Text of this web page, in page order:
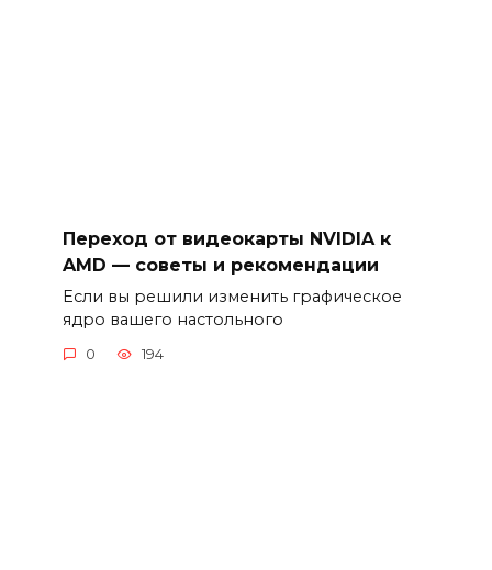
Переход от видеокарты NVIDIA к
AMD — советы и рекомендации
Если вы решили изменить графическое
ядро вашего настольного
0 194